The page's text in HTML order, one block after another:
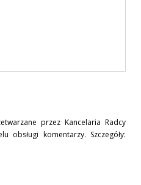
przez Kancelaria Radcy
obsługi komentarzy. Szczegóły: